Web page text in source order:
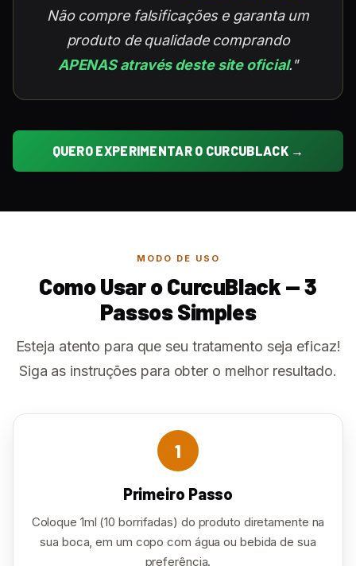
Não compre falsificações e garanta um
produto de qualidade comprando
APENAS através deste site oficial."
QUERO EXPERIMENTAR O CURCUBLACK →
MODO DE USO
Como Usar o CurcuBlack — 3
Passos Simples
Esteja atento para que seu tratamento seja eficaz!
Siga as instruções para obter o melhor resultado.
1
Primeiro Passo
Coloque 1ml (10 borrifadas) do produto diretamente na
sua boca, em um copo com água ou bebida de sua
preferência.